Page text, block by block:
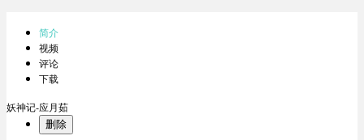
简介
视频
评论
下载
妖神记-应月茹
删除